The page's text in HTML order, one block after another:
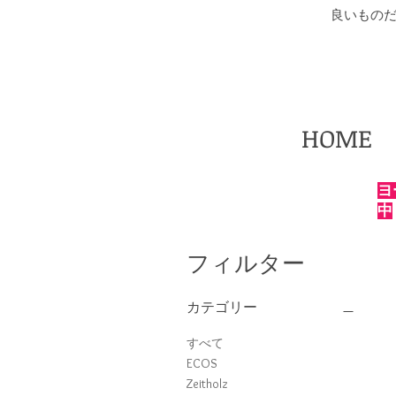
良いもの
HOME
中
フィルター
カテゴリー
すべて
ECOS
Zeitholz